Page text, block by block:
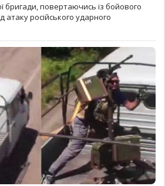
бригади, повертаючись із бойового
атаку російського ударного